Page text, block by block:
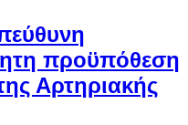
προϋπόθεση
Αρτηριακής